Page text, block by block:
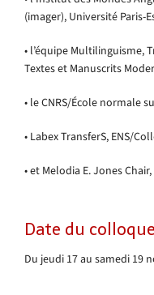
(imager), Université Paris-
• l’équipe Multilinguisme,
Textes et Manuscrits
• le CNRS/École normale
• Labex TransferS, ENS/
• et Melodia E. Jones
Date du
Du jeudi 17 au samedi 19